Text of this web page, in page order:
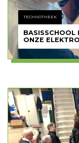
TECHNOTHEEK
BASISSCHOOL
ONZE